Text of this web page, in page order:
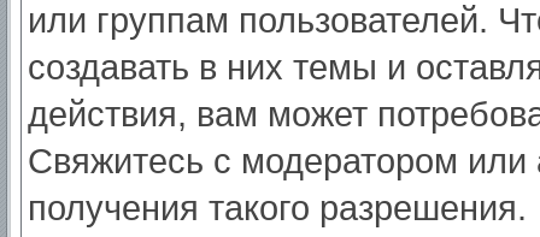
или группам пользователей.
создавать в них темы и
действия, вам может
Свяжитесь с модератором
получения такого разрешения.